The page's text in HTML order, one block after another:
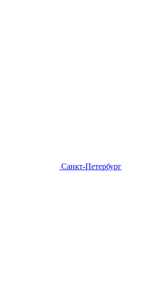
Санкт-Петербург